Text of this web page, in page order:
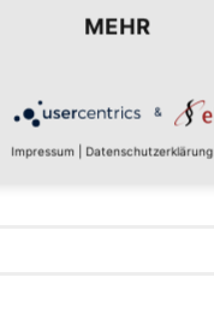
MEHR
&
Impressum Datenschutzerklärung